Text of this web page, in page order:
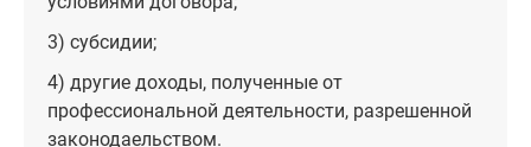
3) субсидии;
4) другие доходы, полученные от
профессиональной деятельности, разрешенной
законодаельством.